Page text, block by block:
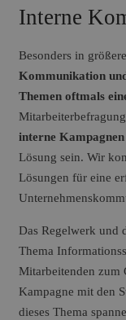
Interne
Besonders in
Kommunikation
Themen oftmals
interne Kampagnen
Lösung sein. Wir
Lösungen für eine
Das Regelwerk und
Thema
Mitarbeitenden zum
Kampagne mit den
dieses Thema